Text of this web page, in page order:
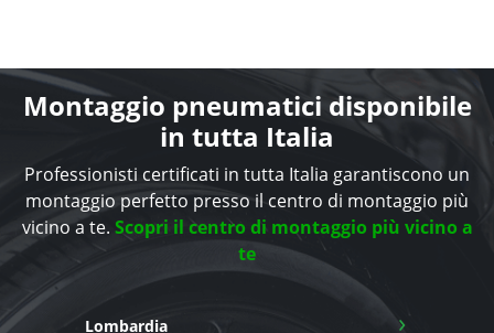
Montaggio pneumatici disponibile
in tutta Italia
Professionisti certificati in tutta Italia garantiscono un
montaggio perfetto presso il centro di montaggio più
vicino a te. Scopri il centro di montaggio più vicino a
te
Lombardia ›